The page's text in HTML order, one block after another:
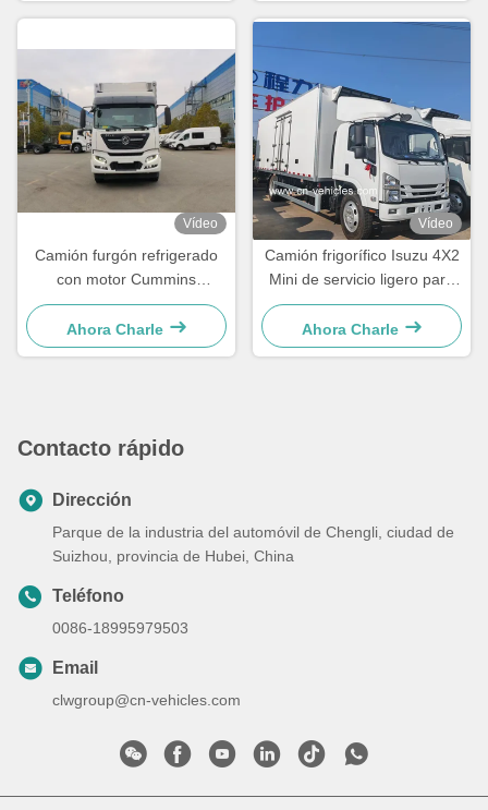
Vídeo
Camión furgón refrigerado
con motor Cummins
Donfeng KR para
refrigeración y congelación
Ahora Charle
Vídeo
Camión frigorífico Isuzu 4X2
Mini de servicio ligero para
refrigeración y congelación
Ahora Charle
Contacto rápido
Dirección
Parque de la industria del automóvil de Chengli, ciudad de
Suizhou, provincia de Hubei, China
Teléfono
0086-18995979503
Email
clwgroup@cn-vehicles.com